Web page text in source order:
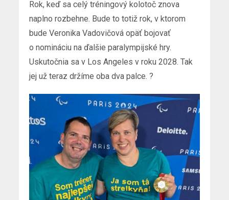
Rok, keď sa celý tréningový kolotoč znova
naplno rozbehne. Bude to totiž rok, v ktorom
bude Veronika Vadovičová opäť bojovať
o nomináciu na ďalšie paralympijské hry.
Uskutočnia sa v Los Angeles v roku 2028. Tak
jej už teraz držíme oba dva palce. ?